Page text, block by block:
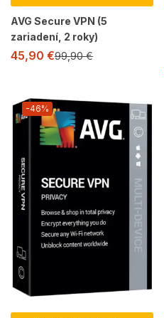
AVG Secure VPN (5
zariadení, 2 roky)
45,90 €99,90€
-46%